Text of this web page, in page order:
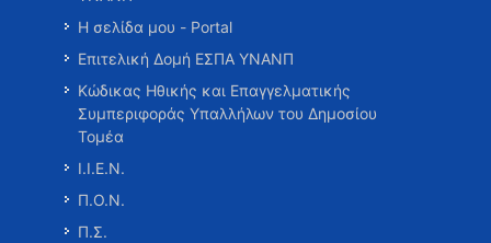
Η σελίδα μου - Portal
Επιτελική Δομή ΕΣΠΑ ΥΝΑΝΠ
Κώδικας Ηθικής και Επαγγελματικής
Συμπεριφοράς Υπαλλήλων του Δημοσίου
Τομέα
Ι.Ι.Ε.Ν.
Π.Ο.Ν.
Π.Σ.